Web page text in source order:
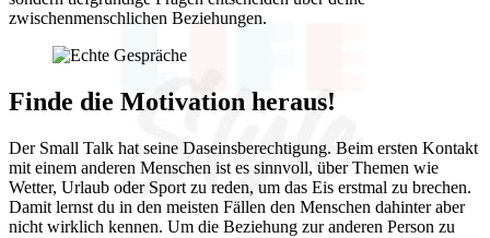
zwischenmenschlichen Beziehungen.
Finde die Motivation heraus!
Der Small Talk hat seine Daseinsberechtigung. Beim ersten Kontakt
mit einem anderen Menschen ist es sinnvoll, über Themen wie
Wetter, Urlaub oder Sport zu reden, um das Eis erstmal zu brechen.
Damit lernst du in den meisten Fällen den Menschen dahinter aber
nicht wirklich kennen. Um die Beziehung zur anderen Person zu